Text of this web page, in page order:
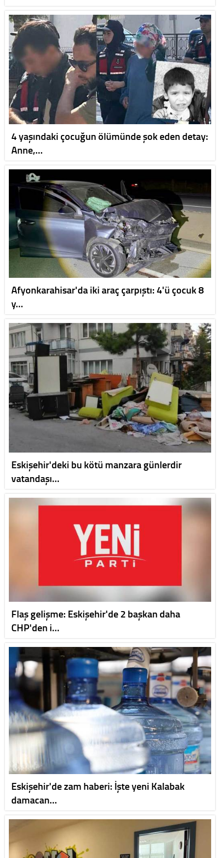
4 yaşındaki çocuğun ölümünde şok eden detay:
Anne,…
Afyonkarahisar'da iki araç çarpıştı: 4'ü çocuk 8
y…
Eskişehir'deki bu kötü manzara günlerdir
vatandaşı…
Flaş gelişme: Eskişehir'de 2 başkan daha
CHP'den i…
Eskişehir'de zam haberi: İşte yeni Kalabak
damacan…